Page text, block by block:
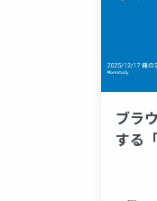
ブラ
する